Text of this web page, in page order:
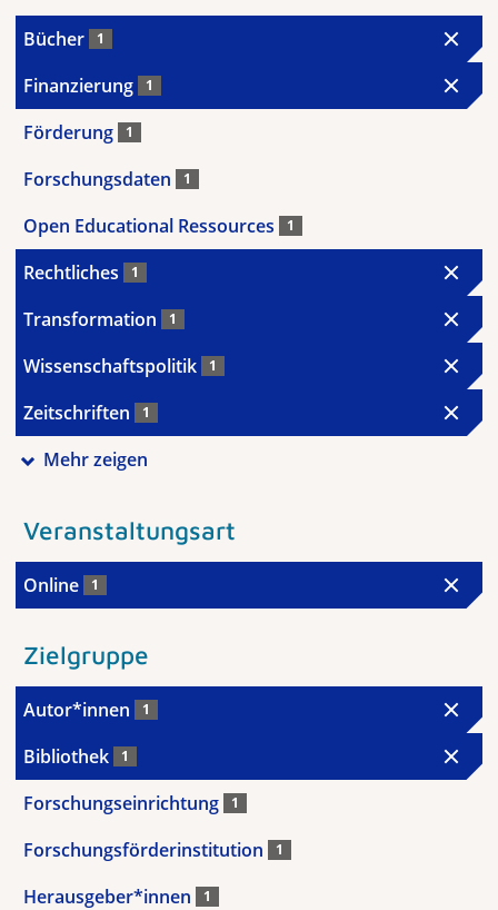
Bücher 1
Finanzierung 1
Förderung 1
Forschungsdaten 1
Open Educational Ressources 1
Rechtliches 1
Transformation 1
Wissenschaftspolitik 1
Zeitschriften 1
Mehr zeigen
Veranstaltungsart
Online 1
Zielgruppe
Autor*innen 1
Bibliothek 1
Forschungseinrichtung 1
Forschungsförderinstitution 1
Herausgeber*innen 1